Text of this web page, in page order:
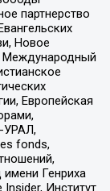
партнерство
Новое
Международный
Европейская
fonds,
Генриха
Институт